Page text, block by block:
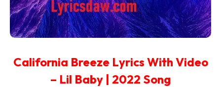
California Breeze Lyrics With Video
– Lil Baby | 2022 Song